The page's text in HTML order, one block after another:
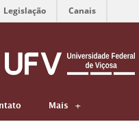
Legislação Canais
Mais